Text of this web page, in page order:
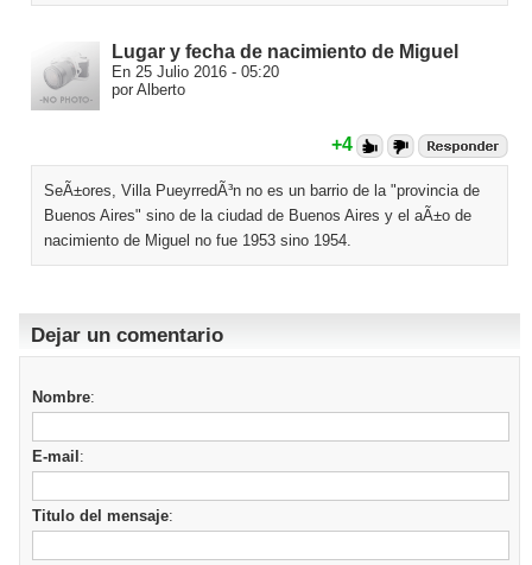
Lugar y fecha de nacimiento de Miguel
En 25 Julio 2016 - 05:20
por Alberto
+4
SeÃ±ores, Villa PueyrredÃ³n no es un barrio de la "provincia de
Buenos Aires" sino de la ciudad de Buenos Aires y el aÃ±o de
nacimiento de Miguel no fue 1953 sino 1954.
Dejar un comentario
Nombre:
E-mail :
Titulo del mensaje: